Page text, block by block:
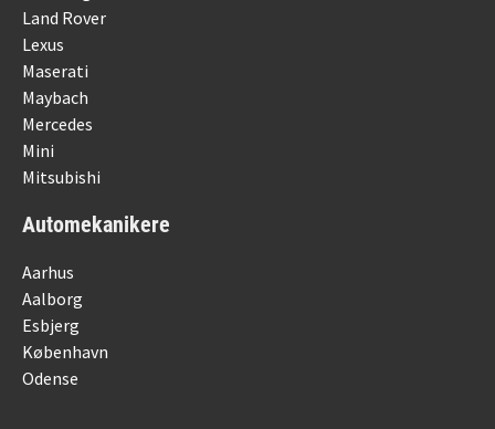
Land Rover
Lexus
Maserati
Maybach
Mercedes
Mini
Mitsubishi
Automekanikere
Aarhus
Aalborg
Esbjerg
København
Odense